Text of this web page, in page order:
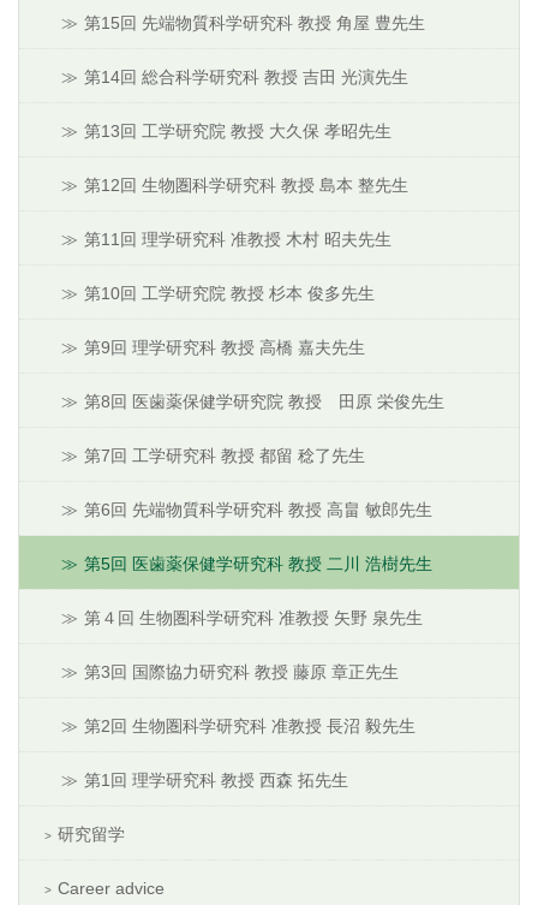
第15回 先端物質科学研究科 教授 角屋 豊先生
第14回 総合科学研究科 教授 吉田 光演先生
第13回 工学研究院 教授 大久保 孝昭先生
第12回 生物圏科学研究科 教授 島本 整先生
第11回 理学研究科 准教授 木村 昭夫先生
第10回 工学研究院 教授 杉本 俊多先生
第9回 理学研究科 教授 高橋 嘉夫先生
第8回 医歯薬保健学研究院 教授 田原 栄俊先生
第7回 工学研究科 教授 都留 稔了先生
第6回 先端物質科学研究科 教授 高畠 敏郎先生
第5回 医歯薬保健学研究科 教授 二川 浩樹先生
第４回 生物圏科学研究科 准教授 矢野 泉先生
第3回 国際協力研究科 教授 藤原 章正先生
第2回 生物圏科学研究科 准教授 長沼 毅先生
第1回 理学研究科 教授 西森 拓先生
研究留学
Career advice